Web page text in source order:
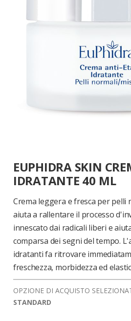
immagini
all'inizio
della
galleria
di
immagini
EUPHIDRA SKIN
IDRATANTE 40 ML
Crema leggera e fresca per pelli
aiuta a rallentare il processo
innescato dai radicali liberi e
comparsa dei segni del tempo.
idratanti fa ritrovare
freschezza, morbidezza ed
OPZIONE DI ACQUISTO
STANDARD